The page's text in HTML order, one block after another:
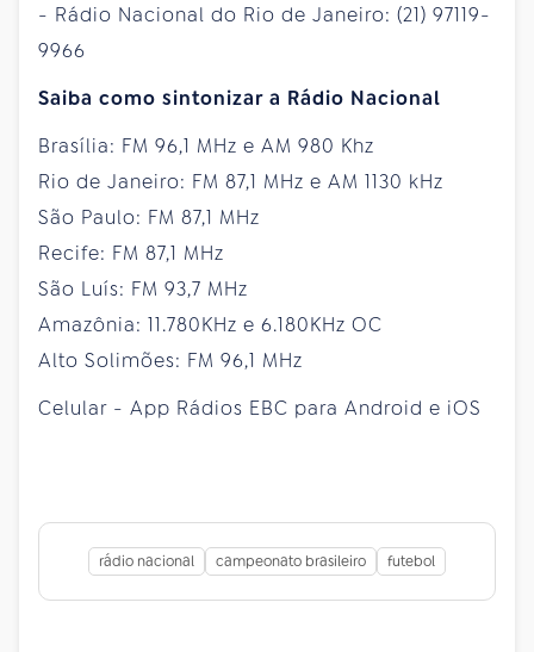
- Rádio Nacional do Rio de Janeiro: (21) 97119-
9966
Saiba como sintonizar a Rádio Nacional
Brasília: FM 96,1 MHz e AM 980 Khz
Rio de Janeiro: FM 87,1 MHz e AM 1130 kHz
São Paulo: FM 87,1 MHz
Recife: FM 87,1 MHz
São Luís: FM 93,7 MHz
Amazônia: 11.780KHz e 6.180KHz OC
Alto Solimões: FM 96,1 MHz
Celular - App Rádios EBC para Android e iOS
rádio nacional campeonato brasileiro futebol